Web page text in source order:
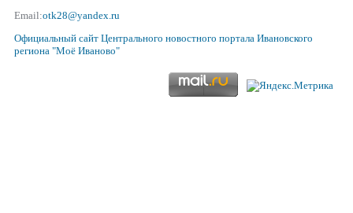
Email:otk28@yandex.ru
Официальный сайт Центрального новостного портала Ивановского
региона "Моё Иваново"